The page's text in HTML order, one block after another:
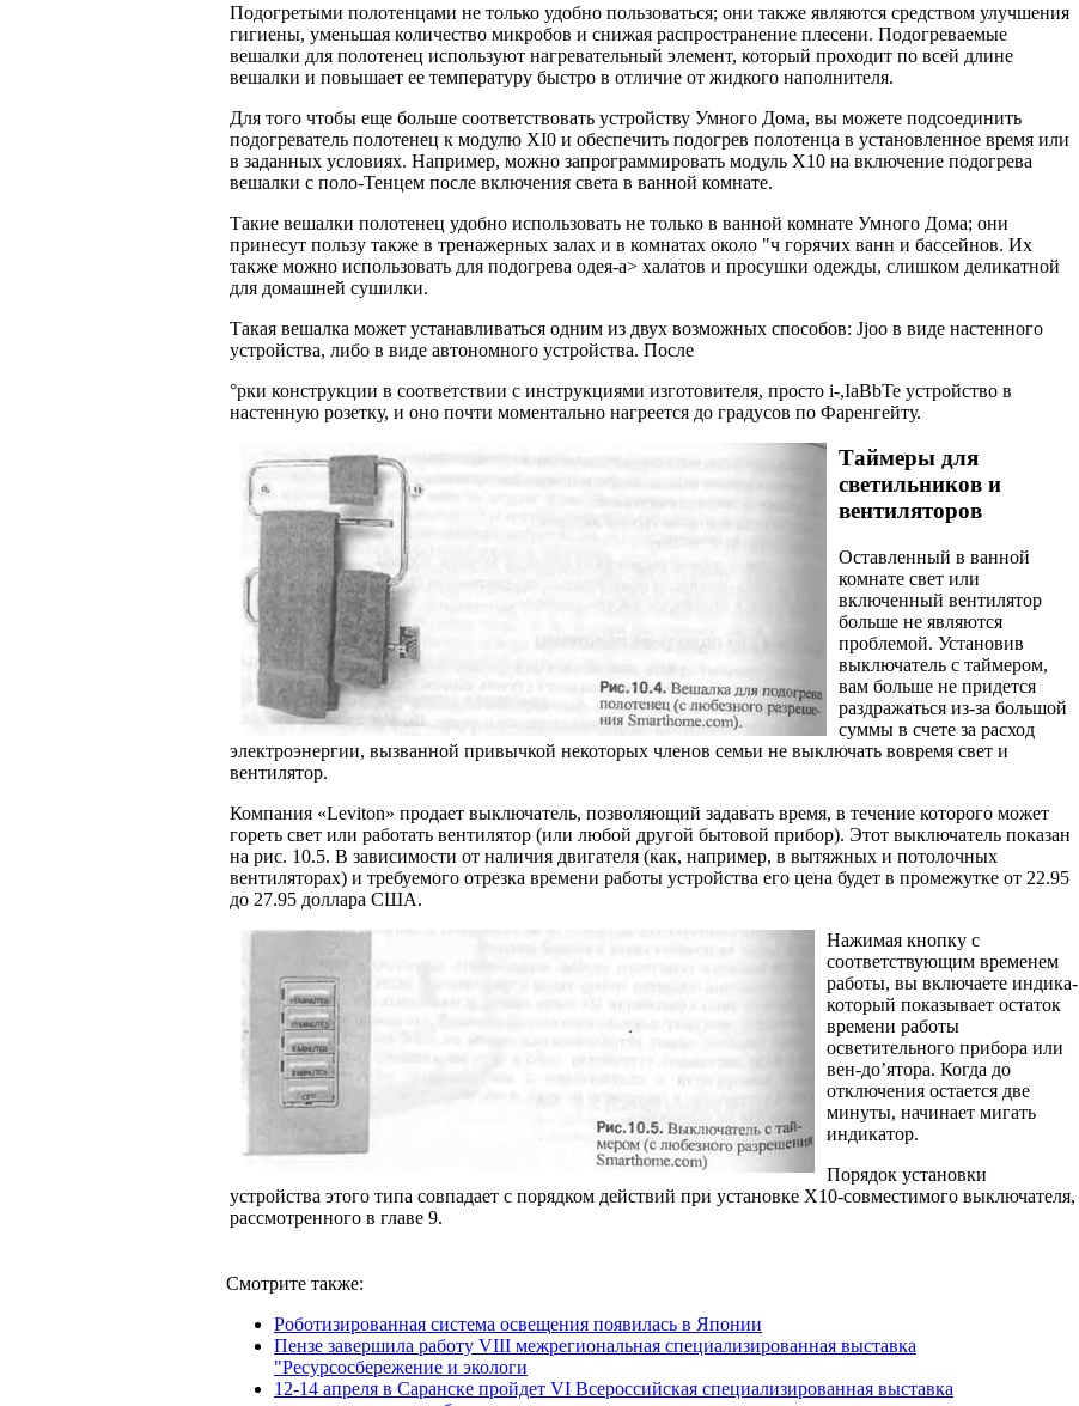
Подогретыми полотенцами не только удобно пользоваться; они также являются средством улучшения
гигиены, уменьшая количество микробов и снижая распро­странение плесени. Подогреваемые
вешалки для полотенец используют нагрева­тельный элемент, который проходит по всей длине
вешалки и повышает ее темпера­туру быстро в отличие от жидкого наполнителя.
Для того чтобы еще больше соответствовать устройству Умного Дома, вы можете подсоединить
подогреватель полотенец к модулю XI0 и обеспечить подогрев полотенца в установленное время или
в заданных условиях. Например, можно запрограммировать модуль Х10 на включение подогрева
вешалки с поло-Тенцем после включения света в ванной комнате.
Такие вешалки полотенец удобно использовать не только в ванной комнате Умного Дома; они
принесут пользу также в тренажерных залах и в комнатах около "ч горячих ванн и бассейнов. Их
также можно использовать для подогрева одея-а> халатов и просушки одежды, слишком деликатной
для домашней сушилки.
Такая вешалка может устанавливаться одним из двух возможных способов: Jjoo в виде настенного
устройства, либо в виде автономного устройства. После
°рки конструкции в соответствии с инструкциями изготовителя, просто i-,IaBbTe устройство в
настенную розетку, и оно почти моментально нагреется до градусов по Фаренгейту.
Таймеры для
светильников и
вентиляторов
Оставленный в ванной
комнате свет или
включенный вентилятор
больше не являются
проблемой. Установив
выключатель с таймером,
вам больше не придет­ся
раздражаться из-за большой
суммы в счете за расход
электроэнергии, вызван­ной привычкой некоторых членов семьи не выключать вовремя свет и
вентилятор.
Компания «Leviton» продает выключатель, позволяющий задавать время, в течение которого может
гореть свет или работать вентилятор (или любой другой бытовой прибор). Этот выключатель показан
на рис. 10.5. В зависимости от наличия двигателя (как, например, в вытяжных и потолочных
вентиляторах) и требуемого отрезка времени работы устройства его цена будет в промежутке от 22.95
до 27.95 доллара США.
Нажимая кнопку с
соответствующим временем
работы, вы включаете индика-
который показывает остаток
времени работы
осветительного прибора или
вен-до’ятора. Когда до
отключения остается две
минуты, начинает мигать
индикатор.
Порядок установки
устройства этого типа совпадает с порядком действий при установке Х10-совместимого выключателя,
рассмотрен­ного в главе 9.
Смотрите также:
Роботизированная система освещения появилась в Японии
Пензе завершила работу VIII межрегиональная специализированная выставка
"Ресурсосбережение и экологи
12-14 апреля в Саранске пройдет VI Всероссийская специализированная выставка